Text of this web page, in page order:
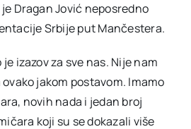
Dragan Jović neposredno
Srbije put Mančestera.
izazov za sve nas. Nije nam
jakom postavom. Imamo
novih nada i jedan broj
koji su se dokazali više